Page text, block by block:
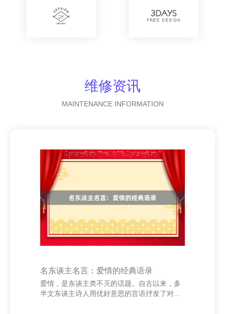
维修资讯
MAINTENANCE INFORMATION
名东谈主名言：爱情的经典语录
爱情，是东谈主类不灭的话题。自古以来，多
半文东谈主诗人用优好意思的言语抒发了对爱